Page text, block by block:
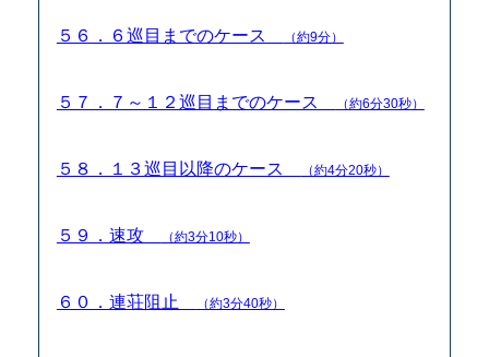
５６．６巡目までのケース （約9分）
５７．７～１２巡目までのケース （約6分30秒）
５８．１３巡目以降のケース （約4分20秒）
５９．速攻 （約3分10秒）
６０．連荘阻止 （約3分40秒）